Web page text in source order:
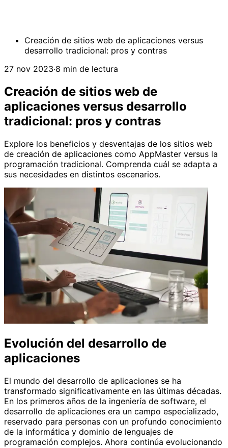
Creación de sitios web de aplicaciones versus
desarrollo tradicional: pros y contras
27 nov 2023·8 min de lectura
Creación de sitios web de
aplicaciones versus desarrollo
tradicional: pros y contras
Explore los beneficios y desventajas de los sitios web
de creación de aplicaciones como AppMaster versus la
programación tradicional. Comprenda cuál se adapta a
sus necesidades en distintos escenarios.
Evolución del desarrollo de
aplicaciones
El mundo del desarrollo de aplicaciones se ha
transformado significativamente en las últimas décadas.
En los primeros años de la ingeniería de software, el
desarrollo de aplicaciones era un campo especializado,
reservado para personas con un profundo conocimiento
de la informática y dominio de lenguajes de
programación complejos. Ahora continúa evolucionando